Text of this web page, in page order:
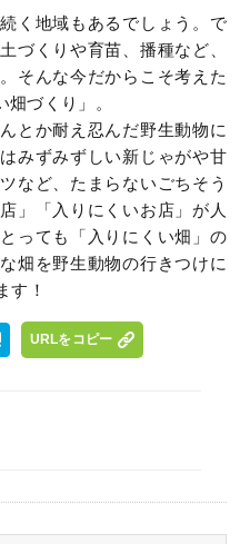
く地域もあるでしょう。で
づくりや育苗、播種など、
そんな今だからこそ考えた
づくり」。
とか耐え忍んだ野生動物に
みずみずしい新じゃがや甘
など、たまらないごちそう
」「入りにくいお店」が人
っても「入りにくい畑」の
畑を野生動物の行きつけに
す！
URLをコピー